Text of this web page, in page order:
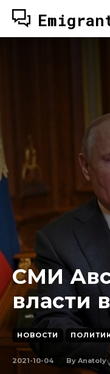
СМИ
власти
НОВОСТИ
2021-10-04 By Anatoly